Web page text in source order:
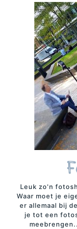
Leuk zo'n
Waar moet je
er allemaal bij
je tot een